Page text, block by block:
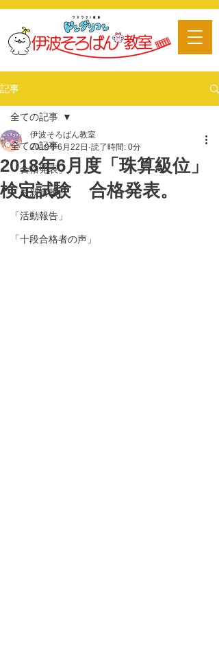
記事
全ての記事
「合格発表」
「最新情報」
「活動報告」
「十段合格者の声」
全ての記事
2018年6月度「珠算級位」
検定試験 合格発表。
伊波そろばん教室
2019年6月22日 読了時間: 0分